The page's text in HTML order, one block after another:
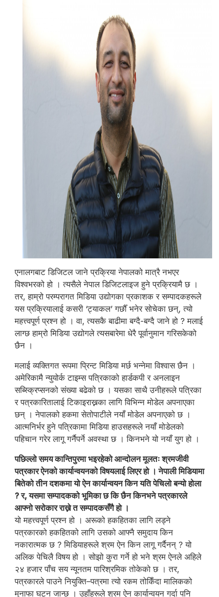
एनालगबाट डिजिटल जाने प्रक्रिया नेपालको मात्रै नभएर
विश्वभरको हो । त्यसैले नेपाल डिजिटलाइज हुने प्रक्रियामै छ ।
तर, हाम्रो परम्परागत मिडिया उद्योगका प्रकाशक र सम्पादकहरूले
यस प्रक्रियालाई कसरी ‘ट्याकल’ गर्छौँ भनेर सोचेका छन्, त्यो
महत्त्वपूर्ण प्रश्न हो । वा, त्यसकै बाढीमा बग्दै-बग्दै जाने हो ? मलाई
लाग्छ हाम्रो मिडिया उद्योगले त्यसबारेमा धेरै पूर्वानुमान गरिसकेको
छैन ।
मलाई व्यक्तिगत रूपमा प्रिन्ट मिडिया मर्छ भन्नेमा विश्वास छैन ।
अमेरिकामै न्युयोर्क टाइम्स पत्रिकाको हार्डकपी र अनलाइन
सब्स्क्रिप्सनको संख्या बढेको छ । यसका साथै उनीहरूले पत्रिका
र पत्रकारितालाई टिकाइराख्नका लागि विभिन्न मोडेल अपनाएका
छन् । नेपालको हकमा सेतोपाटीले नयाँ मोडेल अपनाएको छ ।
आत्मनिर्भर हुने पत्रिकामा मिडिया हाउसहरूले नयाँ मोडेलको
पहिचान गरेर लागू गर्नैपर्ने अवस्था छ । किनभने यो नयाँ युग हो ।
पछिल्लो समय कान्तिपुरमा भइरहेको आन्दोलन मूलतः श्रमजीवी
पत्रकार ऐनको कार्यान्वयनको विषयलाई लिएर हो । नेपाली मिडियामा
बितेको तीन दशकमा यो ऐन कार्यान्वयन किन यति पेचिलो बन्यो होला
? र, यसमा सम्पादकको भूमिका छ कि छैन किनभने पत्रकारले
आफ्नो सरोकार राख्ने त सम्पादकसँगै हो ।
यो महत्त्वपूर्ण प्रश्न हो । अरूको हकहितका लागि लड्ने
पत्रकारको हकहितको लागि उसको आफ्नै समुदाय किन
नकारात्मक छ ? मिडियाहरूले श्रम ऐन किन लागू गर्दैनन् ? यो
अलिक पेचिलै विषय हो । सोझो कुरा गर्ने हो भने श्रम ऐनले अहिले
२४ हजार पाँच सय न्यूनतम पारिश्रमिक तोकेको छ । तर,
पत्रकारले पाउने नियुक्ति–पत्रमा त्यो रकम तोकिँदा मालिकको
मुनाफा घट्न जान्छ । उहाँहरूले श्रम ऐन कार्यान्वयन गर्दा पनि